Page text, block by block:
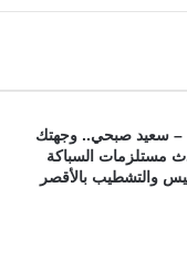
– سعيد صبحي.. وجهتك
مستلزمات السباكة
والتشطيب بالأقصر